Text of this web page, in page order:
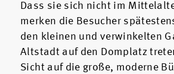
Dass sie sich nicht im
merken die Besucher
den kleinen und verwinkelten
Altstadt auf den Domplatz
Sicht auf die große, moderne